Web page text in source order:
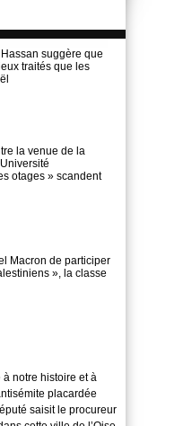
suggère que
traités que les
la venue de la
otages » scandent
Macron de participer
», la classe
à notre histoire et à
placardée
saisit le procureur